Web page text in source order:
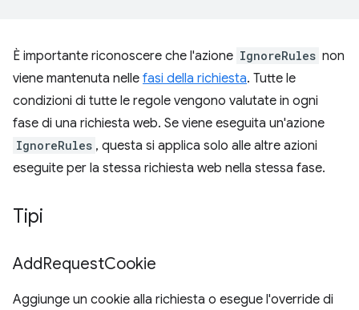
È importante riconoscere che l'azione IgnoreRules non
viene mantenuta nelle fasi della richiesta. Tutte le
condizioni di tutte le regole vengono valutate in ogni
fase di una richiesta web. Se viene eseguita un'azione
IgnoreRules , questa si applica solo alle altre azioni
eseguite per la stessa richiesta web nella stessa fase.
Tipi
AddRequestCookie
Aggiunge un cookie alla richiesta o esegue l'override di